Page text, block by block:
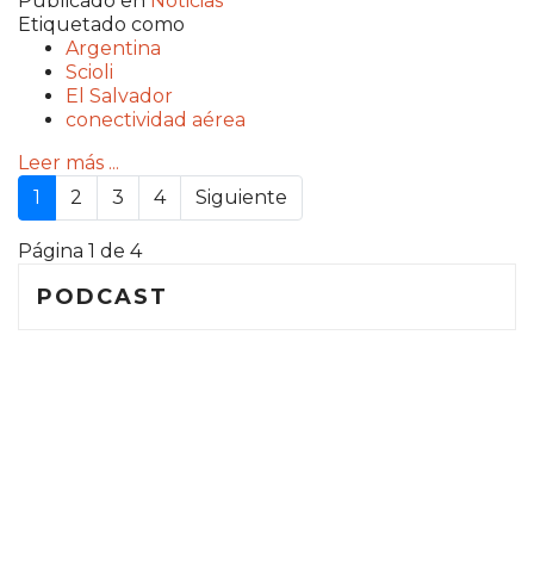
Etiquetado como
Argentina
Scioli
El Salvador
conectividad aérea
Leer más ...
1
2 3 4 Siguiente
Página 1 de 4
PODCAST